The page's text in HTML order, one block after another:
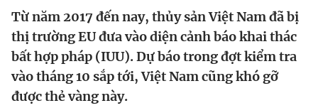
Chào ngày mới Tin 24h
Tin thị trường Tin 360
Video
Đăng xuất
Từ năm 2017 đến nay, thủy sản Việt Nam đã bị
thị trường EU đưa vào diện cảnh báo khai thác
bất hợp pháp (IUU). Dự báo trong đợt kiểm tra
vào tháng 10 sắp tới, Việt Nam cũng khó gỡ
được thẻ vàng này.